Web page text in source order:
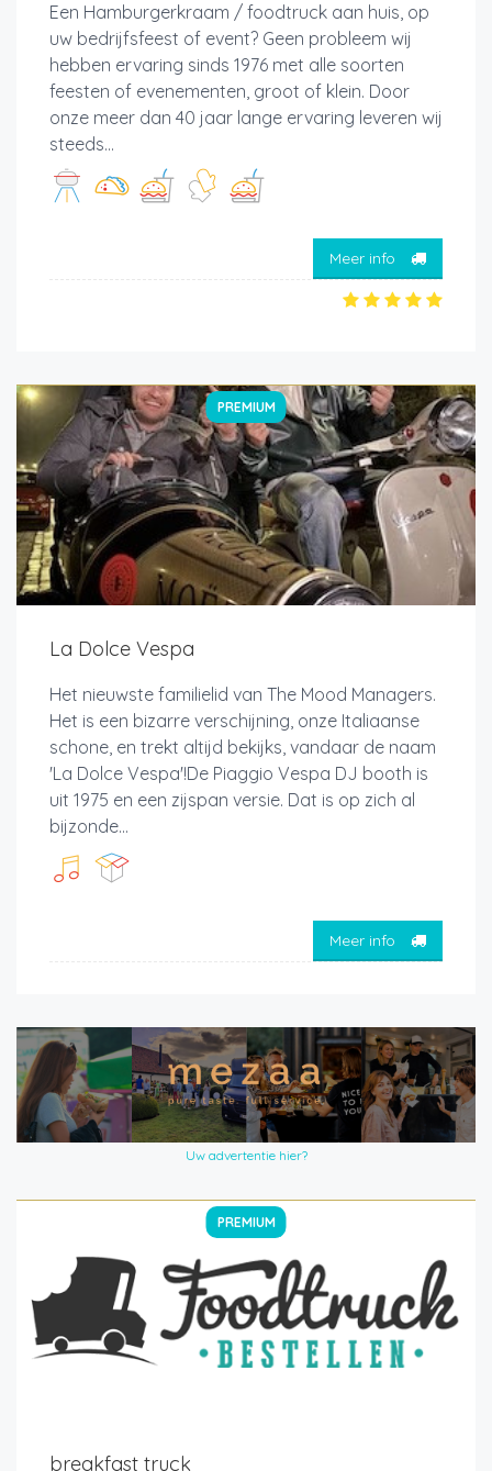
Een Hamburgerkraam / foodtruck aan huis, op
uw bedrijfsfeest of event? Geen probleem wij
hebben ervaring sinds 1976 met alle soorten
feesten of evenementen, groot of klein. Door
onze meer dan 40 jaar lange ervaring leveren wij
steeds...
Meer info
PREMIUM
La Dolce Vespa
Het nieuwste familielid van The Mood Managers.
Het is een bizarre verschijning, onze Italiaanse
schone, en trekt altijd bekijks, vandaar de naam
'La Dolce Vespa'!De Piaggio Vespa DJ booth is
uit 1975 en een zijspan versie. Dat is op zich al
bijzonde...
Meer info
Uw advertentie hier?
PREMIUM
breakfast truck